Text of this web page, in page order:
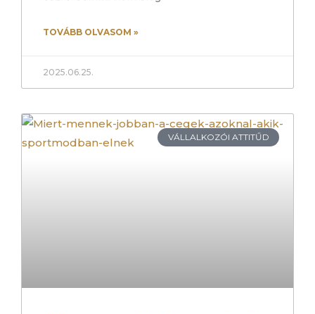
TOVÁBB OLVASOM »
2025.06.25.
VÁLLALKOZÓI ATTITŰD